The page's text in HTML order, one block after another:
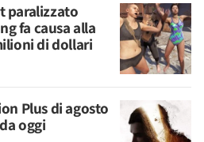
paralizzato
fa causa alla
di dollari
Plus di agosto
oggi